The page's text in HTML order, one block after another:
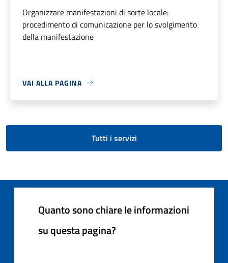
Organizzare manifestazioni di sorte locale:
procedimento di comunicazione per lo svolgimento
della manifestazione
VAI ALLA PAGINA
Tutti i servizi
Quanto sono chiare le informazioni
su questa pagina?